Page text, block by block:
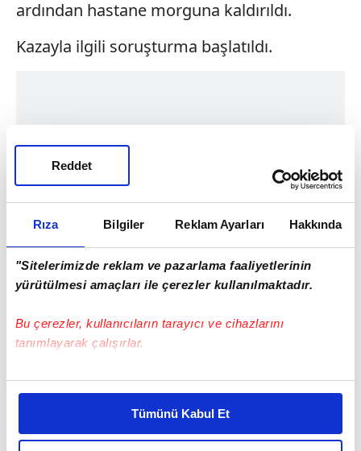
Rıza Bilgiler Reklam Ayarları Hakkında
"Sitelerimizde reklam ve pazarlama faaliyetlerinin
yürütülmesi amaçları ile çerezler kullanılmaktadır.
Bu çerezler, kullanıcıların tarayıcı ve cihazlarını
tanımlayarak çalışırlar.
Bu çerezlere izin vermeniz halinde sizlere özel
daha iyi reklam deneyimi yaşatabiliriz. Bunu yaparken
amacımızın size daha iyi bir reklam deneyimi sunmak
Tümünü Kabul Et
Reddet
ardından hastane morguna kaldırıldı.
Kazayla ilgili soruşturma başlatıldı.